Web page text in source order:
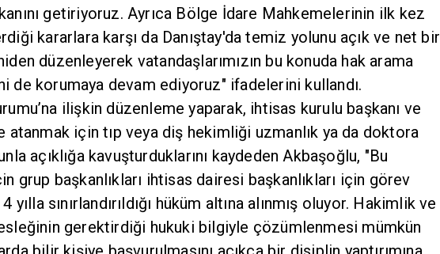
getiriyoruz. Ayrıca Bölge İdare Mahkemelerinin ilk kez
kararlara karşı da Danıştay'da temiz yolunu açık ve net bir
düzenleyerek vatandaşlarımızın bu konuda hak arama
de korumaya devam ediyoruz" ifadelerini kullandı.
ilişkin düzenleme yaparak, ihtisas kurulu başkanı ve
atanmak için tıp veya diş hekimliği uzmanlık ya da doktora
açıklığa kavuşturduklarını kaydeden Akbaşoğlu, "Bu
grup başkanlıkları ihtisas dairesi başkanlıkları için görev
yılla sınırlandırıldığı hüküm altına alınmış oluyor. Hakimlik ve
gerektirdiği hukuki bilgiyle çözümlenmesi mümkün